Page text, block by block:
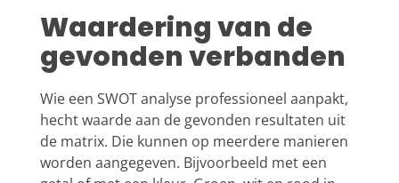
Waardering van de
gevonden verbanden
Wie een SWOT analyse professioneel aanpakt,
hecht waarde aan de gevonden resultaten uit
de matrix. Die kunnen op meerdere manieren
worden aangegeven. Bijvoorbeeld met een